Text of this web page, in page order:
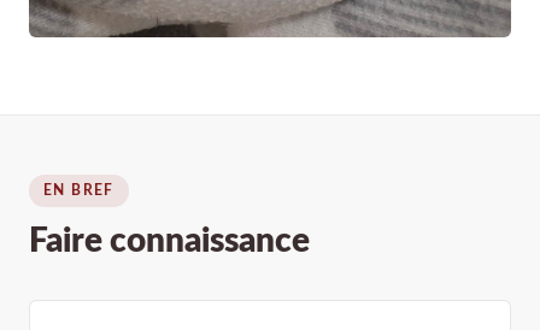
EN BREF
Faire connaissance